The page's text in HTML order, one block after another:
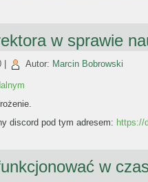
w sprawie
Autor: Marcin Bobrowski
discord pod tym adresem: https://
w